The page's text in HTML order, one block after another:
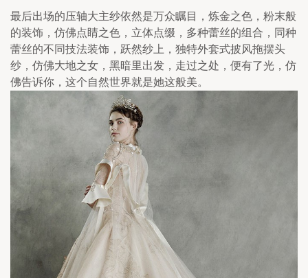
最后出场的压轴大主纱依然是万众瞩目，炼金之色，粉末般
的装饰，仿佛点睛之色，立体点缀，多种蕾丝的组合，同种
蕾丝的不同技法装饰，跃然纱上，独特外套式披风拖摆头
纱，仿佛大地之女，黑暗里出发，走过之处，便有了光，仿
佛告诉你，这个自然世界就是她这般美。